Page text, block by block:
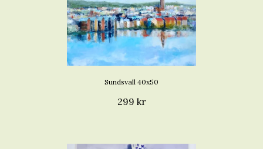
Sundsvall 40x50
299 kr